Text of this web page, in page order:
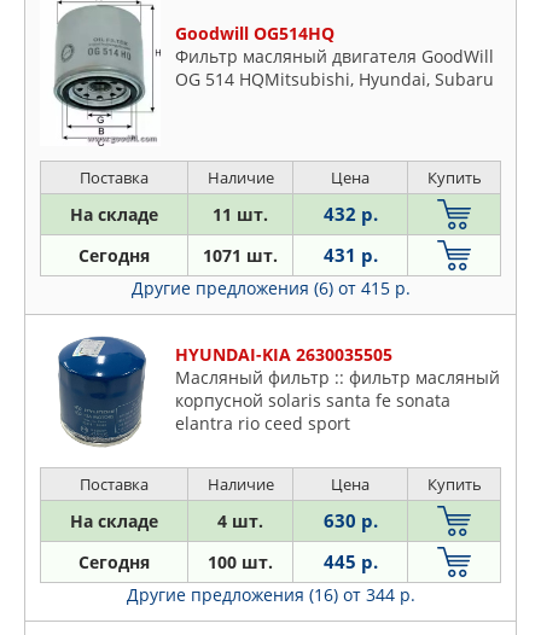
Goodwill OG514HQ
Фильтр масляный двигателя GoodWill
OG 514 HQMitsubishi, Hyundai, Subaru
Поставка Наличие Цена Купить
На складе 11 шт. 432 р.
Сегодня 1071 шт. 431 р.
Другие предложения (6) от 415 р.
HYUNDAI-KIA 2630035505
Масляный фильтр :: фильтр масляный
корпусной solaris santa fe sonata
elantra rio ceed sport
Поставка Наличие Цена Купить
На складе 4 шт. 630 р.
Сегодня 100 шт. 445 р.
Другие предложения (16) от 344 р.